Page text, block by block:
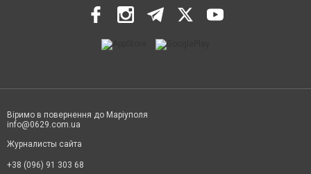
Віримо в повернення до Маріуполя
info@0629.com.ua
Журналисты сайта
+38 (096) 91 303 68